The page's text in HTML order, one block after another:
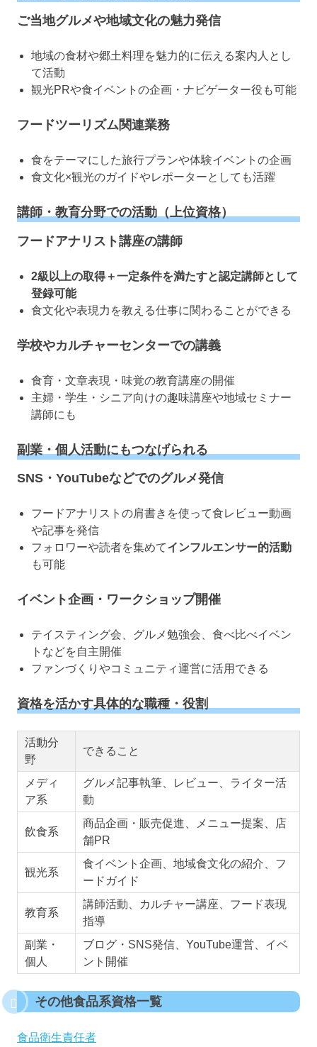
ご当地グルメや地域文化の魅力発信
地域の食材や郷土料理を魅力的に伝える案内人とし
て活動
観光PRや食イベントの企画・ナビゲーター役も可能
フードツーリズム関連業務
食をテーマにした旅行プランや体験イベントの企画
食文化×観光のガイドやレポーターとしても活躍
講師・教育分野での活動（上位資格）
フードアナリスト講座の講師
2級以上の取得＋一定条件を満たすと認定講師として
登録可能
食文化や表現力を教える仕事に関わることができる
学校やカルチャーセンターでの講義
食育・文章表現・味覚の教育講座の開催
主婦・学生・シニア向けの趣味講座や地域セミナー
講師にも
副業・個人活動にもつなげられる
SNS・YouTubeなどでのグルメ発信
フードアナリストの肩書きを使って食レビュー動画
や記事を発信
フォロワーや読者を集めてインフルエンサー的活動
も可能
イベント企画・ワークショップ開催
テイスティング会、グルメ勉強会、食べ比べイベン
トなどを自主開催
ファンづくりやコミュニティ運営に活用できる
資格を活かす具体的な職種・役割
活動分
野
できること
メディ
ア系
グルメ記事執筆、レビュー、ライター活
動
飲食系
商品企画・販売促進、メニュー提案、店
舗PR
観光系
食イベント企画、地域食文化の紹介、フ
ードガイド
教育系
講師活動、カルチャー講座、フード表現
指導
副業・
個人
ブログ・SNS発信、YouTube運営、イベ
ント開催
その他食品系資格一覧
食品衛生責任者